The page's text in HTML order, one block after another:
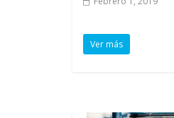
Ver más